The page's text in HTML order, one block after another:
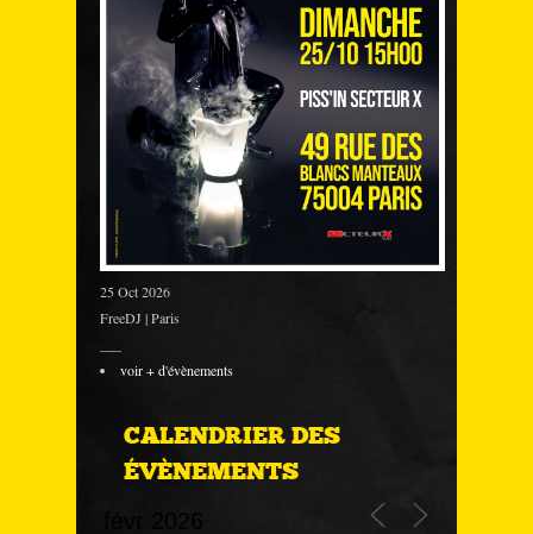
25 Oct 2026
FreeDJ | Paris
voir + d'évènements
CALENDRIER DES
ÉVÈNEMENTS